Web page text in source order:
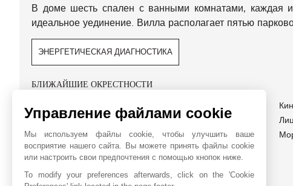
В доме шесть спален с ванными комнатами, каждая
идеальное уединение. Вилла располагает пятью
ЭНЕРГЕТИЧЕСКАЯ ДИАГНОСТИКА
БЛИЖАЙШИЕ ОКРЕСТНОСТИ
Пляж
Парк
Гольф-Клуб
Управление файлами cookie
Мы используем файлы cookie, чтобы улучшить ваше
восприятие нашего сайта. Вы можете принять файлы cookie
или настроить свои предпочтения с помощью кнопок ниже.
To modify your preferences afterwards, click on the 'Cookie